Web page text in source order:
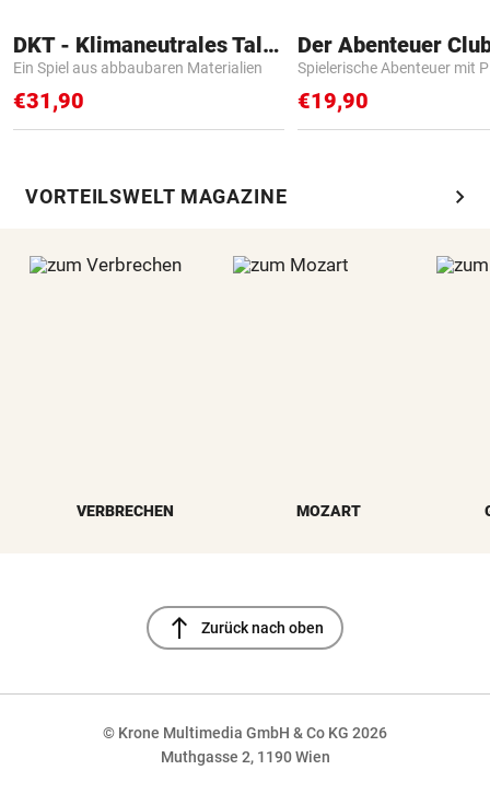
DKT - Klimaneutrales Talent
Ein Spiel aus abbaubaren Materialien
€31,90
Der Abenteuer
Spielerische Abenteuer mit
€19,90
VORTEILSWELT MAGAZINE chevron_right
VERBRECHEN MOZART
north Zurück nach oben
© Krone Multimedia GmbH & Co KG 2026
Muthgasse 2, 1190 Wien